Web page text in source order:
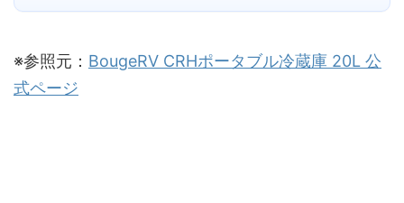
定格消費電力 60W
騒音レベル
※参照元： BougeRV CRHポータブル冷蔵庫 20L 公
式ページ